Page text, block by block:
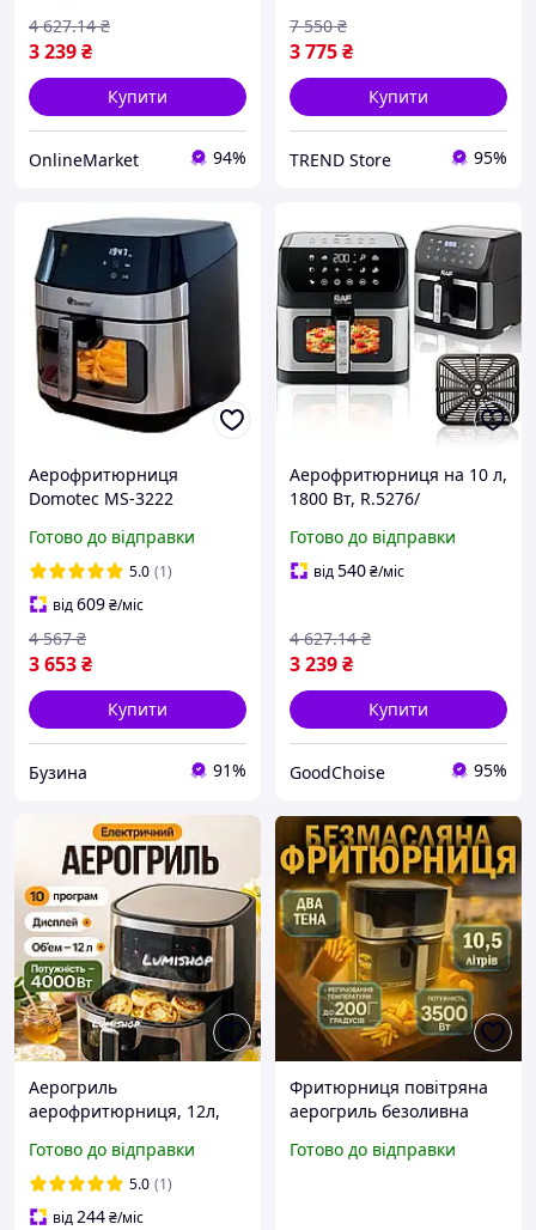
електричний
3 239₴
4 627.14 ₴
Купити
OnlineMarket 94%
3 775₴
7 550 ₴
Купити
TREND Store 95%
Аерофритюрниця
Domotec MS-3222
електрична фритюрниця
12 л Чорний 2800 Вт bas
Готово до відправки
5.0 (1)
від609₴/міс
3 653₴
4 567 ₴
Купити
Бузина 91%
Аерофритюрниця на 10 л,
1800 Вт, R.5276/
для дому / Мультипіч /
Аерогриль / Аерогриль
Готово до відправки
від540₴/міс
3 239₴
4 627.14 ₴
Купити
GoodChoise 95%
Аерогриль
аерофритюрниця, 12л,
кухні, електрична
фритюрниця без олії, для
дому з конвекцією
Готово до відправки
5.0 (1)
від244₴/міс
Фритюрниця повітряна
аерогриль безоливна
електрична
Готово до відправки